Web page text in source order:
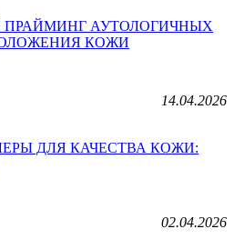
АУТОЛОГИЧНЫХ
КОЖИ
14.04.2026
ДЛЯ КАЧЕСТВА КОЖИ:
02.04.2026